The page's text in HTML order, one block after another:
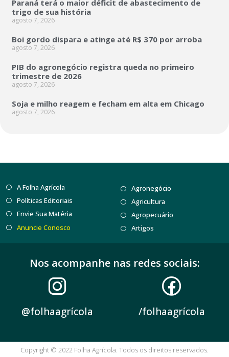
Paraná terá o maior déficit de abastecimento de
trigo de sua história
agosto 7, 2026
Boi gordo dispara e atinge até R$ 370 por arroba
agosto 7, 2026
PIB do agronegócio registra queda no primeiro
trimestre de 2026
agosto 7, 2026
Soja e milho reagem e fecham em alta em Chicago
agosto 7, 2026
A Folha Agrícola
Políticas Editoriais
Envie Sua Matéria
Anuncie Conosco
Agronegócio
Agricultura
Agropecuário
Artigos
Nos acompanhe nas redes sociais:
@folhaagrícola /folhaagrícola
Copyright © 2022 Folha Agrícola. Todos os direitos reservados.